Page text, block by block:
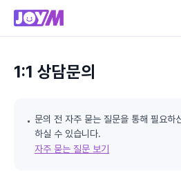
1:1 상담문의
문의 전 자주 묻는 질문을 통해 필요하
하실 수 있습니다.
자주 묻는 질문 보기